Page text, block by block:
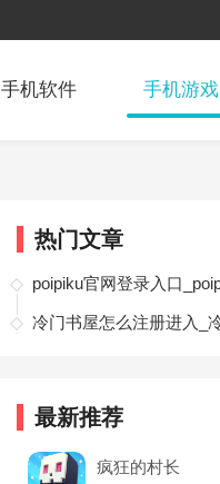
手机软件 手机游戏
热门文章
最新推荐
疯狂的村长